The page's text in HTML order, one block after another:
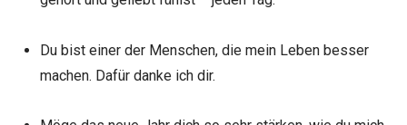
Du bist einer der Menschen, die mein Leben besser
machen. Dafür danke ich dir.